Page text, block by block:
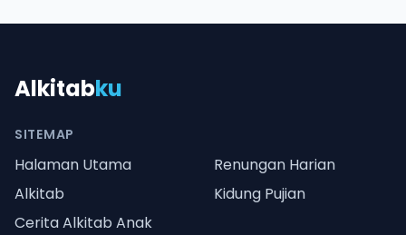
Alkitabku
SITEMAP
Halaman Utama
Renungan Harian
Alkitab
Kidung Pujian
Cerita Alkitab Anak